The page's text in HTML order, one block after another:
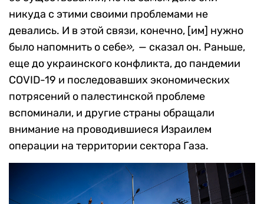
никуда с этими своими проблемами не
девались. И в этой связи, конечно, [им] нужно
было напомнить о себе», — сказал он. Раньше,
еще до украинского конфликта, до пандемии
COVID-19 и последовавших экономических
потрясений о палестинской проблеме
вспоминали, и другие страны обращали
внимание на проводившиеся Израилем
операции на территории сектора Газа.